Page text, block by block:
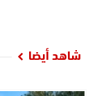
شاهد أيضا